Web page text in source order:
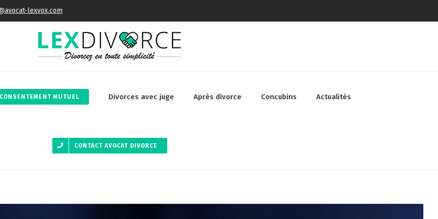
lexvox.com
MUTUEL Divorces avec juge Après divorce Concubins Actualités
CONTACT AVOCAT DIVORCE